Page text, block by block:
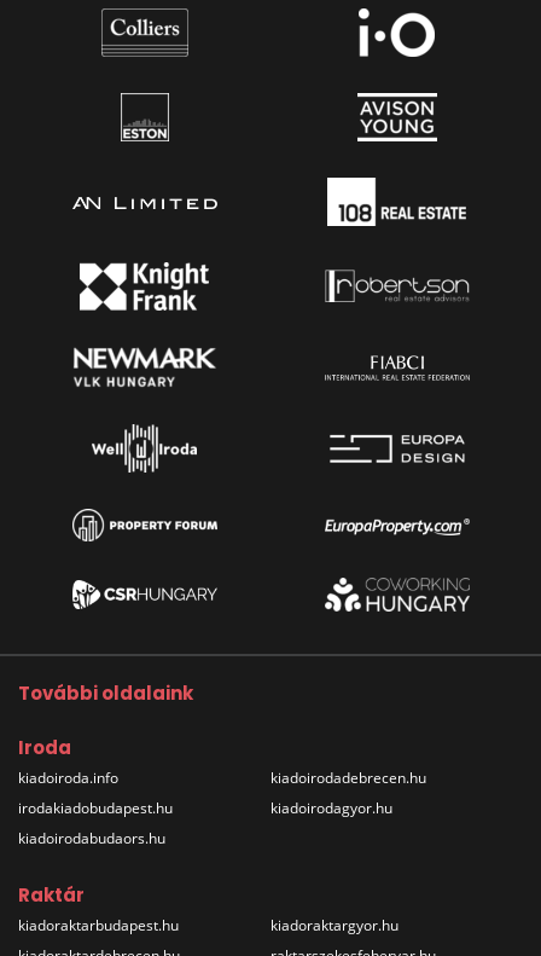
További oldalaink
Iroda
kiadoiroda.info
irodakiadobudapest.hu
kiadoirodabudaors.hu
kiadoirodadebrecen.hu
kiadoirodagyor.hu
Raktár
kiadoraktarbudapest.hu
kiadoraktargyor.hu